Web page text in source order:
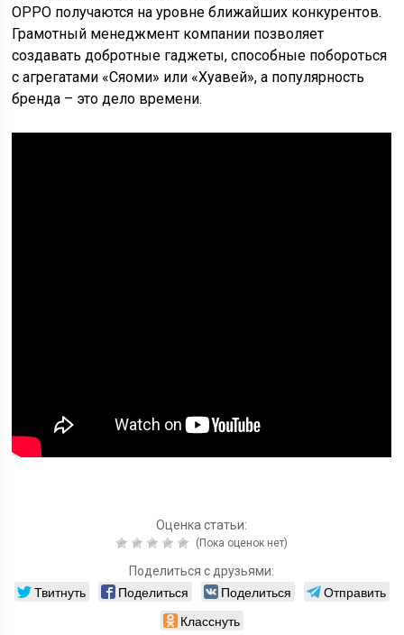
OPPO получаются на уровне ближайших конкурентов.
Грамотный менеджмент компании позволяет
создавать добротные гаджеты, способные побороться
с агрегатами «Сяоми» или «Хуавей», а популярность
бренда – это дело времени.
Оценка статьи:
(Пока оценок нет)
Поделиться с друзьями:
Твитнуть Поделиться Поделиться
Отправить
Класснуть